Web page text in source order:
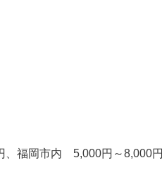
、福岡市内 5,000円～8,000円